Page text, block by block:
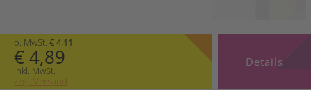
o. MwSt. € 4,11
€ 4,89
inkl. MwSt.
zzgl. Versand
Details